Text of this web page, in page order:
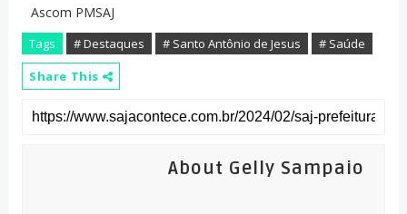
Ascom PMSAJ
Tags # Destaques # Santo Antônio de Jesus
# Saúde
Share This
About Gelly Sampaio